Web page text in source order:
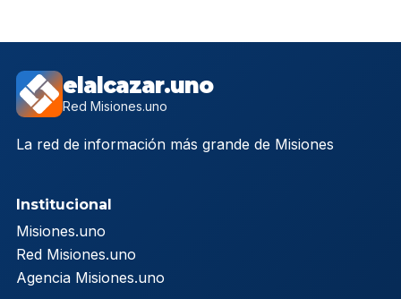
elalcazar.uno
Red Misiones.uno
La red de información más grande de Misiones
Institucional
Misiones.uno
Red Misiones.uno
Agencia Misiones.uno